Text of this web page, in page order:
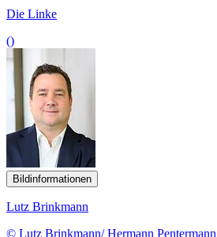
Die Linke
()
Bildinformationen
Lutz Brinkmann
© Lutz Brinkmann/ Hermann Pentermann